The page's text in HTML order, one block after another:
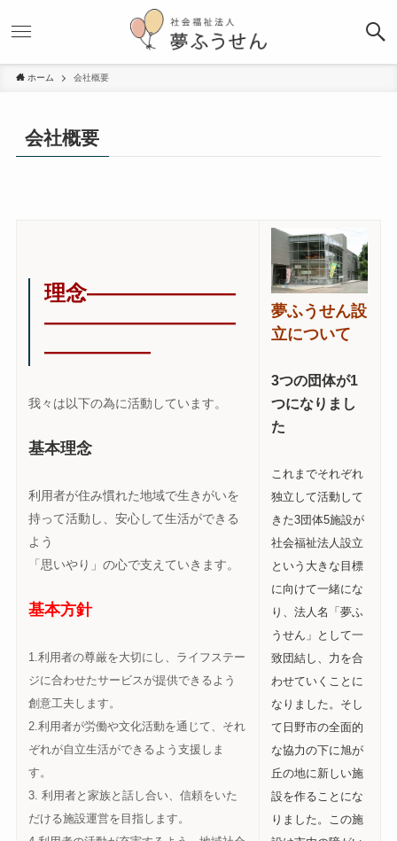
ホーム 会社概要
会社概要
理念―――――――
―――――――――
―――――
我々は以下の為に活動しています。
基本理念
利用者が住み慣れた地域で生きがいを
持って活動し、安心して生活ができる
よう
「思いやり」の心で支えていきます。
基本方針
1.利用者の尊厳を大切にし、ライフステー
ジに合わせたサービスが提供できるよう
創意工夫します。
2.利用者が労働や文化活動を通じて、それ
ぞれが自立生活ができるよう支援しま
す。
3. 利用者と家族と話し合い、信頼をいた
だける施設運営を目指します。
夢ふうせん設
立について
3つの団体が1
つになりまし
た
これまでそれぞれ
独立して活動して
きた3団体5施設が
社会福祉法人設立
という大きな目標
に向けて一緒にな
り、法人名「夢ふ
うせん」として一
致団結し、力を合
わせていくことに
なりました。そし
て日野市の全面的
な協力の下に旭が
丘の地に新しい施
設を作ることにな
りました。この施